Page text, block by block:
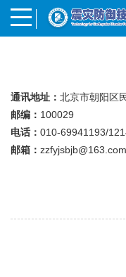
通讯地址： 北京市朝阳区
邮编： 100029
电话： 010-69941193/
邮箱： zzfyjsbjb@163.com